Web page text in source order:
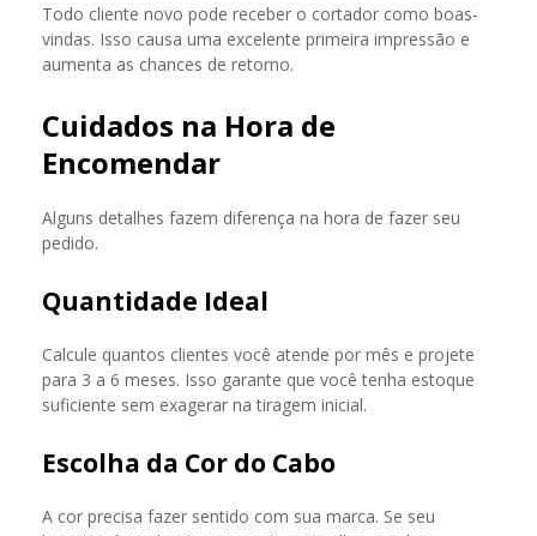
Todo cliente novo pode receber o cortador como boas-
vindas. Isso causa uma excelente primeira impressão e
aumenta as chances de retorno.
Cuidados na Hora de
Encomendar
Alguns detalhes fazem diferença na hora de fazer seu
pedido.
Quantidade Ideal
Calcule quantos clientes você atende por mês e projete
para 3 a 6 meses. Isso garante que você tenha estoque
suficiente sem exagerar na tiragem inicial.
Escolha da Cor do Cabo
A cor precisa fazer sentido com sua marca. Se seu